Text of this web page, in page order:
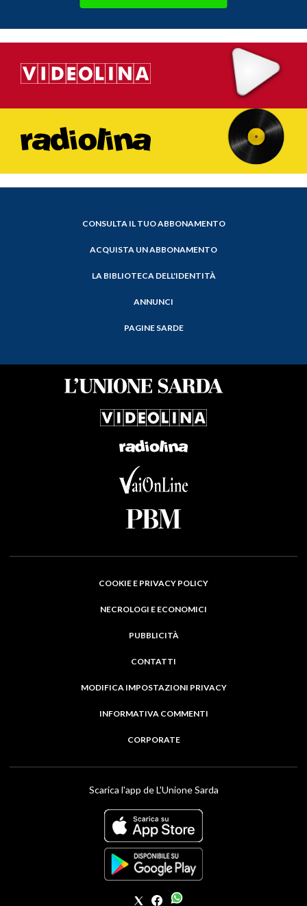
CONSULTA IL TUO ABBONAMENTO
ACQUISTA UN ABBONAMENTO
LA BIBLIOTECA DELL'IDENTITÀ
ANNUNCI
PAGINE SARDE
COOKIE E PRIVACY POLICY
NECROLOGI E ECONOMICI
PUBBLICITÀ
CONTATTI
MODIFICA IMPOSTAZIONI PRIVACY
INFORMATIVA COMMENTI
CORPORATE
Scarica l'app de L'Unione Sarda